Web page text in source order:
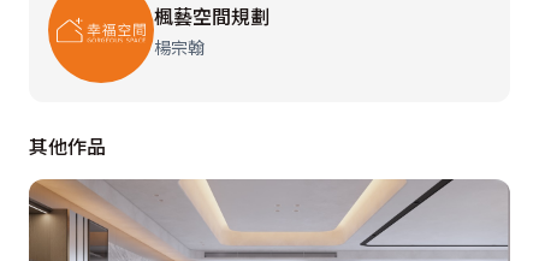
楓藝空間規劃
楊宗翰
其他作品